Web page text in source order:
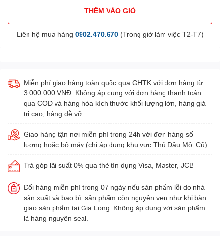
THÊM VÀO GIỎ
Liên hệ mua hàng 0902.470.670(Trong giờ làm việc T2-T7)
Miễn phí giao hàng toàn quốc qua GHTK với đơn hàng từ
3.000.000 VNĐ. Không áp dụng với đơn hàng thanh toán
qua COD và hàng hóa kích thước khối lượng lớn, hàng giá
trị cao, hàng dễ vỡ..
Giao hàng tận nơi miễn phí trong 24h với đơn hàng số
lượng hoặc bộ máy (chỉ áp dụng khu vực Thủ Dầu Một Cũ).
Trả góp lãi suất 0% qua thẻ tín dụng Visa, Master, JCB
Đổi hàng miễn phí trong 07 ngày nếu sản phẩm lỗi do nhà
sản xuất và bao bì, sản phẩm còn nguyên vẹn như khi bàn
giao sản phẩm tại Gia Long. Không áp dụng với sản phẩm
là hàng nguyên seal.